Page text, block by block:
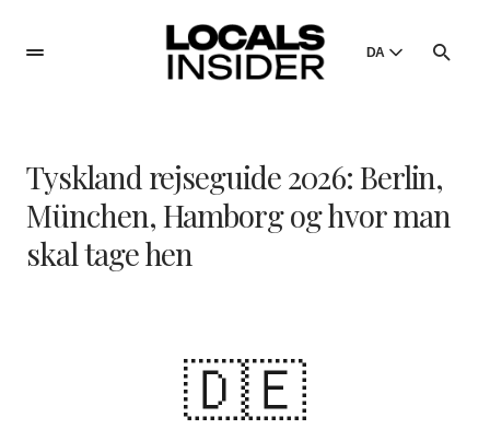
DA
Dansk
Danish
Tyskland rejseguide 2026: Berlin,
München, Hamborg og hvor man
skal tage hen
🇩🇪